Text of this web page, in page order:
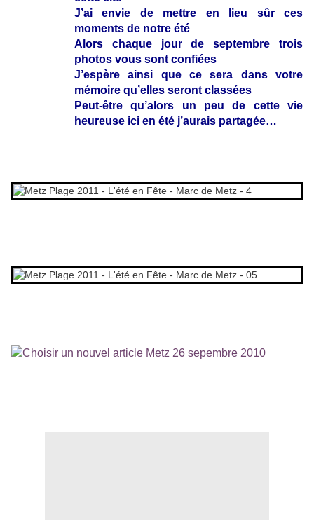
J’ai envie de mettre en lieu sûr ces
moments de notre été
Alors chaque jour de septembre trois
photos vous sont confiées
J’espère ainsi que ce sera dans votre
mémoire qu’elles seront classées
Peut-être qu’alors un peu de cette vie
heureuse ici en été j’aurais partagée…